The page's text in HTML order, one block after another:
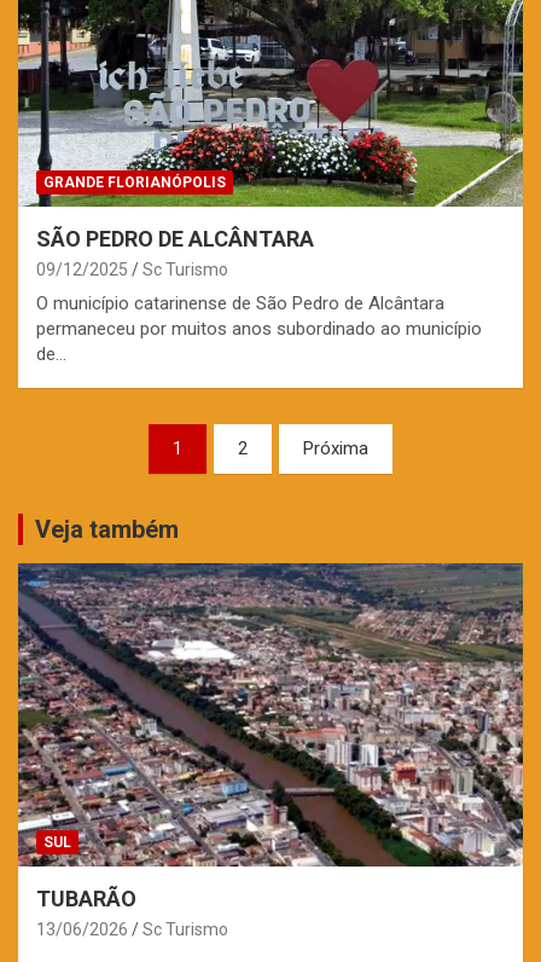
GRANDE FLORIANÓPOLIS
SÃO PEDRO DE ALCÂNTARA
09/12/2025 Sc Turismo
O município catarinense de São Pedro de Alcântara
permaneceu por muitos anos subordinado ao município
de…
posts
1 2 Próxima
Veja também
SUL
TUBARÃO
13/06/2026 Sc Turismo